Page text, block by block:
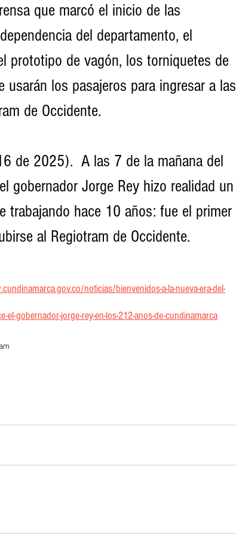
que marcó el inicio de las
del departamento, el
prototipo de vagón, los torniquetes de
usarán los pasajeros para ingresar a las
de Occidente.
de 2025).  A las 7 de la mañana del
gobernador Jorge Rey hizo realidad un
trabajando hace 10 años: fue el primer
al Regiotram de Occidente.
noticias/bienvenidos-a-la-nueva-era-del-
el-gobernador-jorge-rey-en-los-212-anos-de-cundinamarca